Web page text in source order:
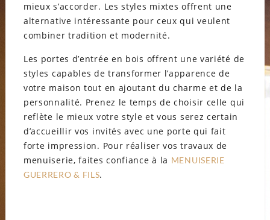
mieux s’accorder. Les styles mixtes offrent une
alternative intéressante pour ceux qui veulent
combiner tradition et modernité.
Les portes d’entrée en bois offrent une variété de
styles capables de transformer l’apparence de
votre maison tout en ajoutant du charme et de la
personnalité. Prenez le temps de choisir celle qui
reflète le mieux votre style et vous serez certain
d’accueillir vos invités avec une porte qui fait
forte impression. Pour réaliser vos travaux de
menuiserie, faites confiance à la MENUISERIE
GUERRERO & FILS.